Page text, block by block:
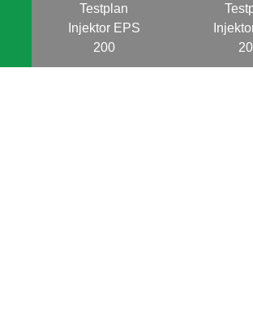
Testplan
Injektor EPS
200